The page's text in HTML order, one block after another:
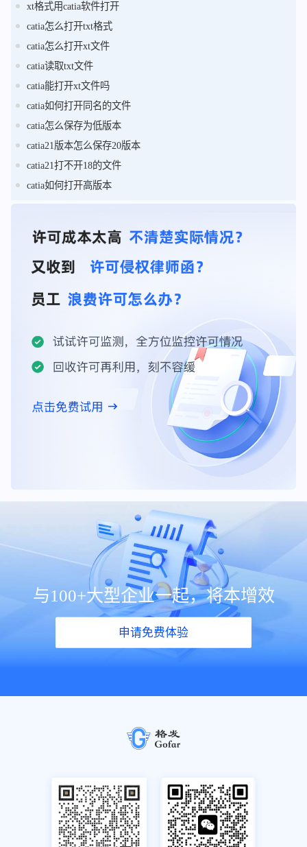
xt格式用catia软件打开
catia怎么打开txt格式
catia怎么打开xt文件
catia读取txt文件
catia能打开xt文件吗
catia如何打开同名的文件
catia怎么保存为低版本
catia21版本怎么保存20版本
catia21打不开18的文件
catia如何打开高版本
与100+大型企业一起，将本增效
申请免费体验